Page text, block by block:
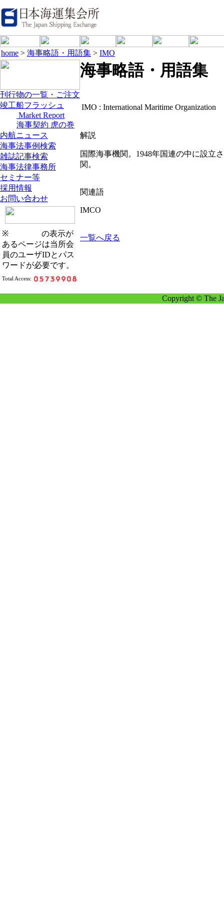
home > 海事略語・用語集 > IMO
刊行物の一覧・ご注文
竣工船フラッシュ
Market Report
海事契約 虎の巻
内航ニュース
海事法事例検索
雑誌記事検索
海事法律事務所
セミナー等
採用情報
お問い合わせ
※
の表示が
あるページは当所会
員のユーザIDとパス
ワードが必要です。
Total Access:
海事略語・用語集
IMO : International Maritime Organization
解説
国際海事機関。1948年国連の中に設立
関。
関連語
IMCO
一覧へ戻る
Copyright © The